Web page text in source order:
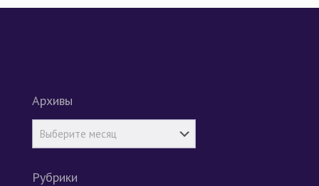
Архивы
Рубрики